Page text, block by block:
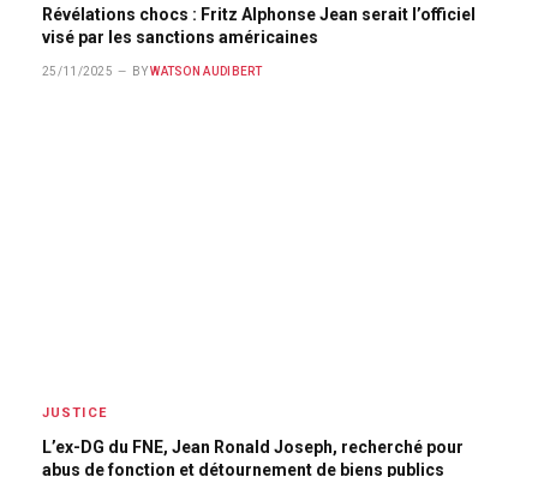
Révélations chocs : Fritz Alphonse Jean serait l’officiel
visé par les sanctions américaines
25/11/2025 BY WATSON AUDIBERT
JUSTICE
L’ex-DG du FNE, Jean Ronald Joseph, recherché pour
abus de fonction et détournement de biens publics